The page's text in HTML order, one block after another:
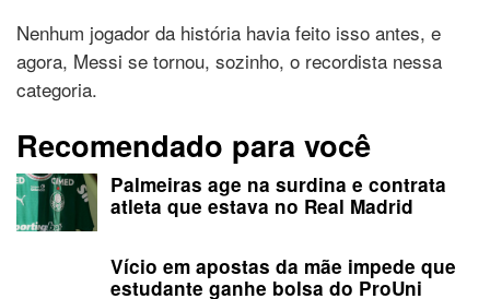
Nenhum jogador da história havia feito isso antes, e
agora, Messi se tornou, sozinho, o recordista nessa
categoria.
Recomendado para você
Palmeiras age na surdina e contrata
atleta que estava no Real Madrid
Vício em apostas da mãe impede que
estudante ganhe bolsa do ProUni